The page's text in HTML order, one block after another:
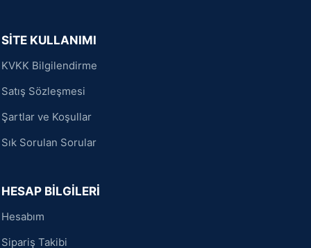
SİTE KULLANIMI
KVKK Bilgilendirme
Satış Sözleşmesi
Şartlar ve Koşullar
Sık Sorulan Sorular
HESAP BİLGİLERİ
Hesabım
Sipariş Takibi